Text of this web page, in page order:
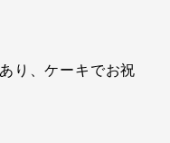
り、ケーキでお祝